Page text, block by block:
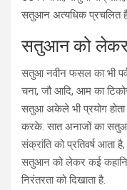
सतुआन अत्यधिक प्रचलित
सतुआन को लेकर
सतुआ नवीन फसल का भी
चना, जौ आदि, आम का
सतुआ अकेले भी प्रयोग
करके. सात अनाजों का
संक्रांति को प्रतिवर्ष आता
सतुआन को लेकर कई
निरंतरता को दिखाता है.